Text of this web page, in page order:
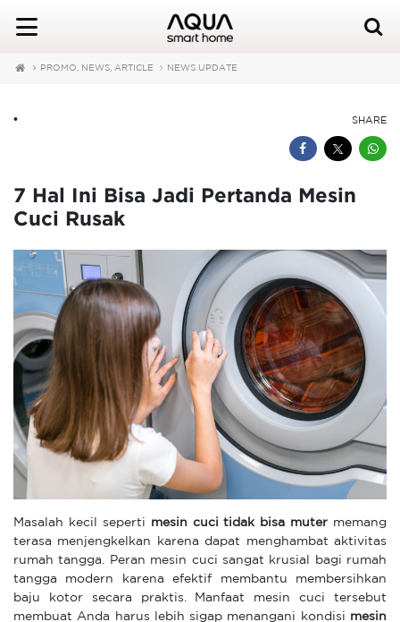
PROMO, NEWS, ARTICLE NEWS UPDATE
SHARE
•
7 Hal Ini Bisa Jadi Pertanda Mesin
Cuci Rusak
Masalah kecil seperti mesin cuci tidak bisa muter memang
terasa menjengkelkan karena dapat menghambat aktivitas
rumah tangga. Peran mesin cuci sangat krusial bagi rumah
tangga modern karena efektif membantu membersihkan
baju kotor secara praktis. Manfaat mesin cuci tersebut
membuat Anda harus lebih sigap menangani kondisi mesin